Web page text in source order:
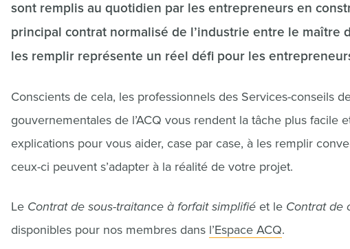
sont remplis au quotidien par les entrepreneurs en
principal contrat normalisé de l’industrie entre le maître
les remplir représente un réel défi pour les
Conscients de cela, les professionnels des Services-conseils
gouvernementales de l’ACQ vous rendent la tâche plus facile
explications pour vous aider, case par case, à les remplir
ceux-ci peuvent s’adapter à la réalité de votre projet.
Le Contrat de sous-traitance à forfait simplifié et le Contrat de
disponibles pour nos membres dans l’Espace ACQ.